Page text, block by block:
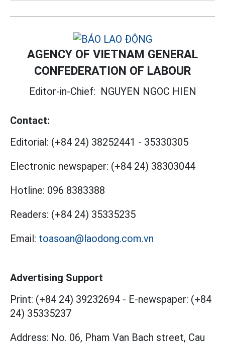
AGENCY OF VIETNAM GENERAL
CONFEDERATION OF LABOUR
Editor-in-Chief: NGUYEN NGOC HIEN
Contact:
Editorial: (+84 24) 38252441 - 35330305
Electronic newspaper: (+84 24) 38303044
Hotline: 096 8383388
Readers: (+84 24) 35335235
Email: toasoan@laodong.com.vn
Advertising Support
Print: (+84 24) 39232694 - E-newspaper: (+84
24) 35335237
Address: No. 06, Pham Van Bach street, Cau